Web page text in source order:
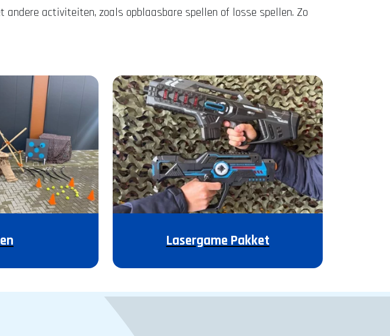
activiteiten, zoals opblaasbare spellen of losse spellen. Zo
Lasergame Pakket